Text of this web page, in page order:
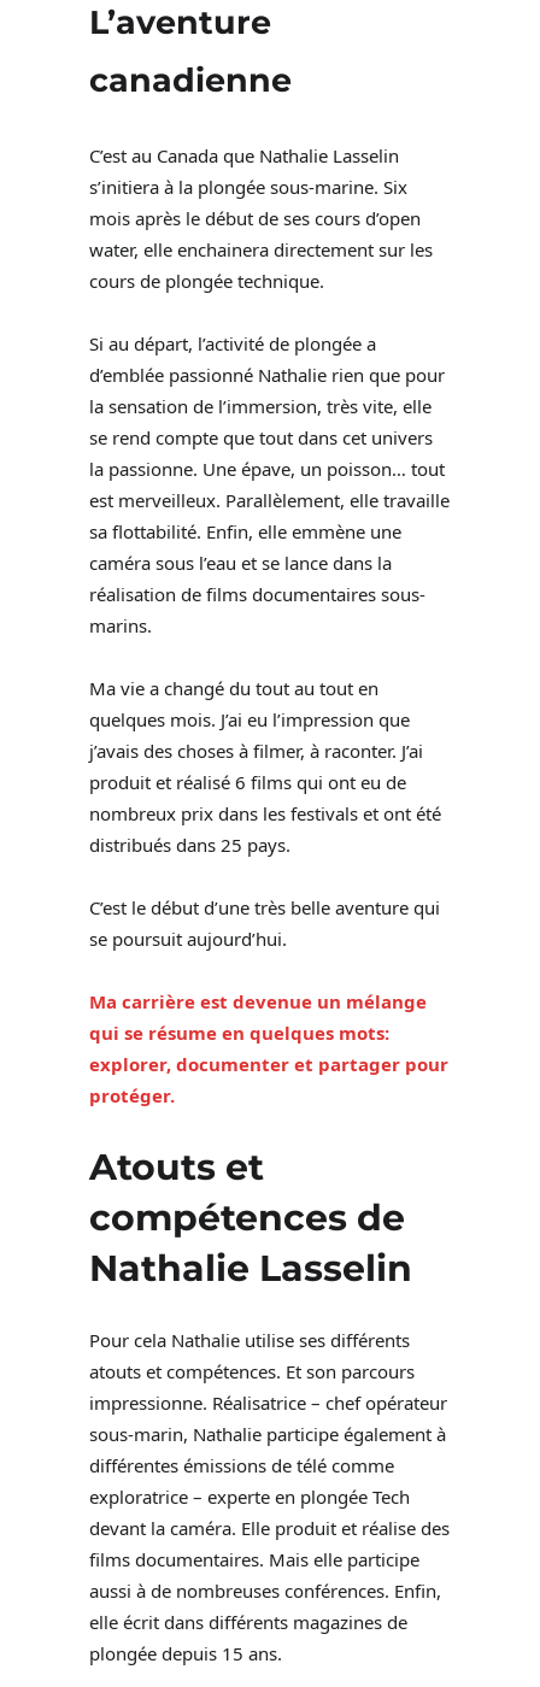
L’aventure
canadienne
C’est au Canada que Nathalie Lasselin
s’initiera à la plongée sous-marine. Six
mois après le début de ses cours d’open
water, elle enchainera directement sur les
cours de plongée technique.
Si au départ, l’activité de plongée a
d’emblée passionné Nathalie rien que pour
la sensation de l’immersion, très vite, elle
se rend compte que tout dans cet univers
la passionne. Une épave, un poisson… tout
est merveilleux. Parallèlement, elle travaille
sa flottabilité. Enfin, elle emmène une
caméra sous l’eau et se lance dans la
réalisation de films documentaires sous-
marins.
Ma vie a changé du tout au tout en
quelques mois. J’ai eu l’impression que
j’avais des choses à filmer, à raconter. J’ai
produit et réalisé 6 films qui ont eu de
nombreux prix dans les festivals et ont été
distribués dans 25 pays.
C’est le début d’une très belle aventure qui
se poursuit aujourd’hui.
Ma carrière est devenue un mélange
qui se résume en quelques mots:
explorer, documenter et partager pour
protéger.
Atouts et
compétences de
Nathalie Lasselin
Pour cela Nathalie utilise ses différents
atouts et compétences. Et son parcours
impressionne. Réalisatrice – chef opérateur
sous-marin, Nathalie participe également à
différentes émissions de télé comme
exploratrice – experte en plongée Tech
devant la caméra. Elle produit et réalise des
films documentaires. Mais elle participe
aussi à de nombreuses conférences. Enfin,
elle écrit dans différents magazines de
plongée depuis 15 ans.